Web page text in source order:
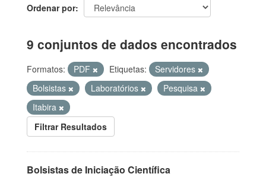
Ordenar por
9 conjuntos de dados encontrados
Formatos: PDF Etiquetas:
Servidores
Bolsistas
Laboratórios
Pesquisa
Itabira
Filtrar Resultados
Bolsistas de Iniciação Científica